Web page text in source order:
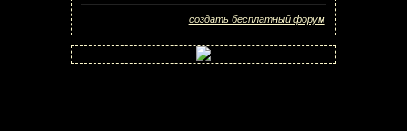
создать бесплатный форум